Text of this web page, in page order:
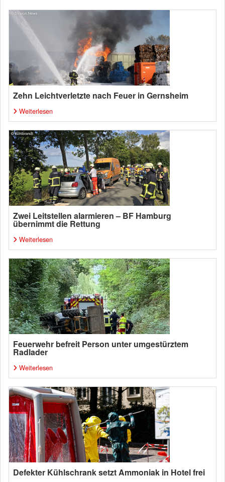
Zehn Leichtverletzte nach Feuer in Gernsheim
Weiterlesen
Zwei Leitstellen alarmieren – BF Hamburg
übernimmt die Rettung
Weiterlesen
Feuerwehr befreit Person unter umgestürztem
Radlader
Weiterlesen
Defekter Kühlschrank setzt Ammoniak in Hotel frei